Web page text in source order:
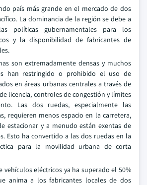
país más grande en el mercado de dos
La dominancia de la región se debe a
políticas gubernamentales para los
y la disponibilidad de fabricantes de
son extremadamente densas y muchos
han restringido o prohibido el uso de
en áreas urbanas centrales a través de
licencia, controles de congestión y límites
Las dos ruedas, especialmente las
requieren menos espacio en la carretera,
estacionar y a menudo están exentas de
Esto ha convertido a las dos ruedas en la
para la movilidad urbana de corta
vehículos eléctricos ya ha superado el 50%
anima a los fabricantes locales de dos